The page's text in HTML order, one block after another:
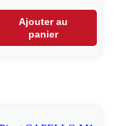
Ajouter au
panier